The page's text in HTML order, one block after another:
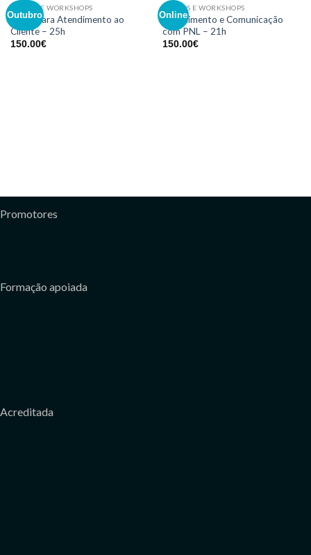
Outubro
aos meus
CURSOS E WORKSHOPS
Inglês para Atendimento ao
Cliente – 25h
150.00€
Online
aos meus
CURSOS E WORKSHOPS
Atendimento e Comunicação
com PNL – 21h
150.00€
Promotores
Formação apoiada
Acreditada